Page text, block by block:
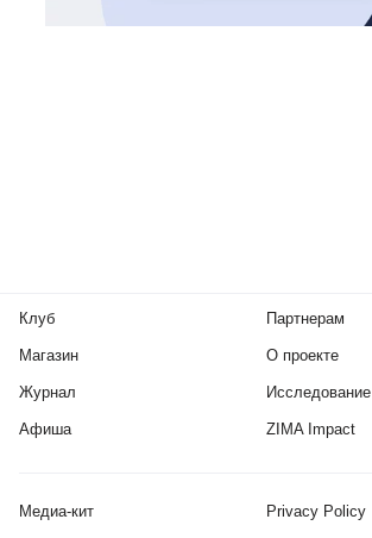
Клуб
Магазин
Журнал
Афиша
Партнерам
О проекте
Исследование
ZIMA Impact
Медиа-кит Privacy Policy